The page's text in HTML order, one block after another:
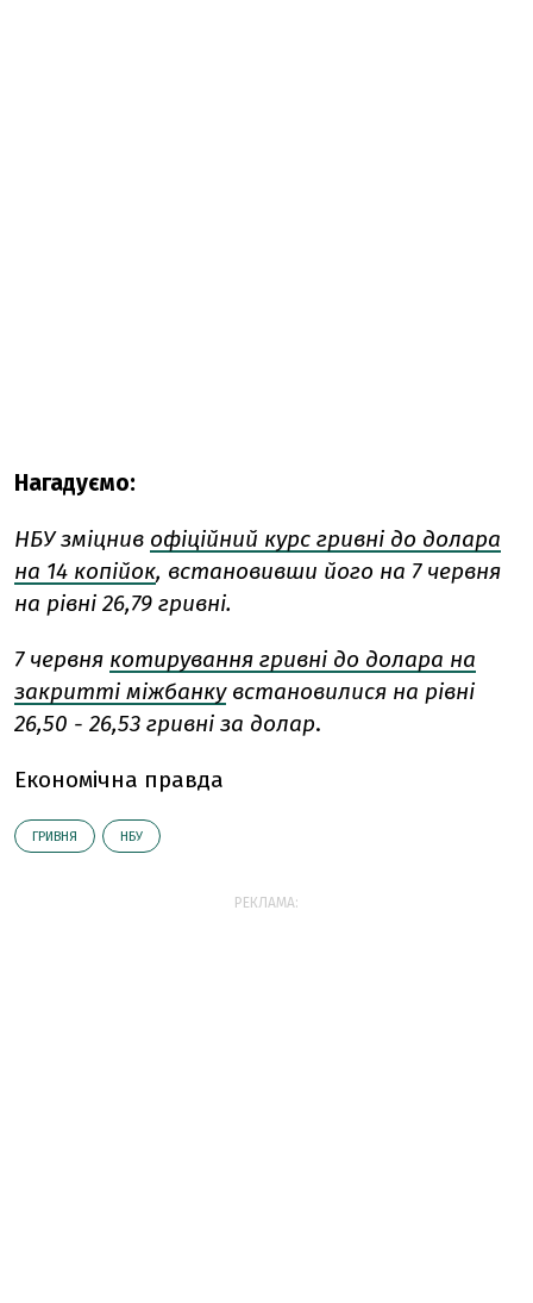
Нагадуємо:
НБУ зміцнив офіційний курс гривні до долара
на 14 копійок, встановивши його на 7 червня
на рівні 26,79 гривні.
7 червня котирування гривні до долара на
закритті міжбанкувстановилися на рівні
26,50 - 26,53 гривні за долар.
Економічна правда
ГРИВНЯ НБУ
РЕКЛАМА: